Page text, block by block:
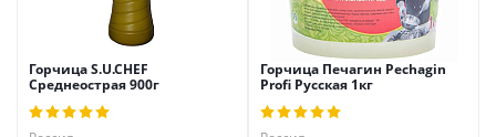
Горчица S.U.CHEF
Среднеострая 900г
Горчица Печагин Pechagin
Profi Русская 1кг